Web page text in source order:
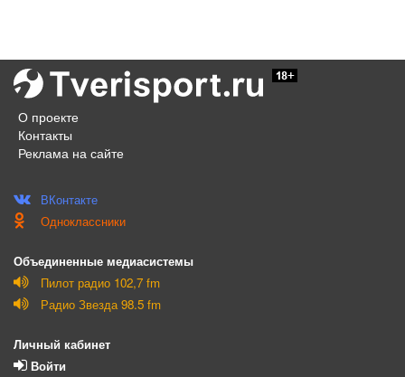
О проекте
Контакты
Реклама на сайте
ВКонтакте
Одноклассники
Объединенные медиасистемы
Пилот радио 102,7 fm
Радио Звезда 98.5 fm
Личный кабинет
Войти